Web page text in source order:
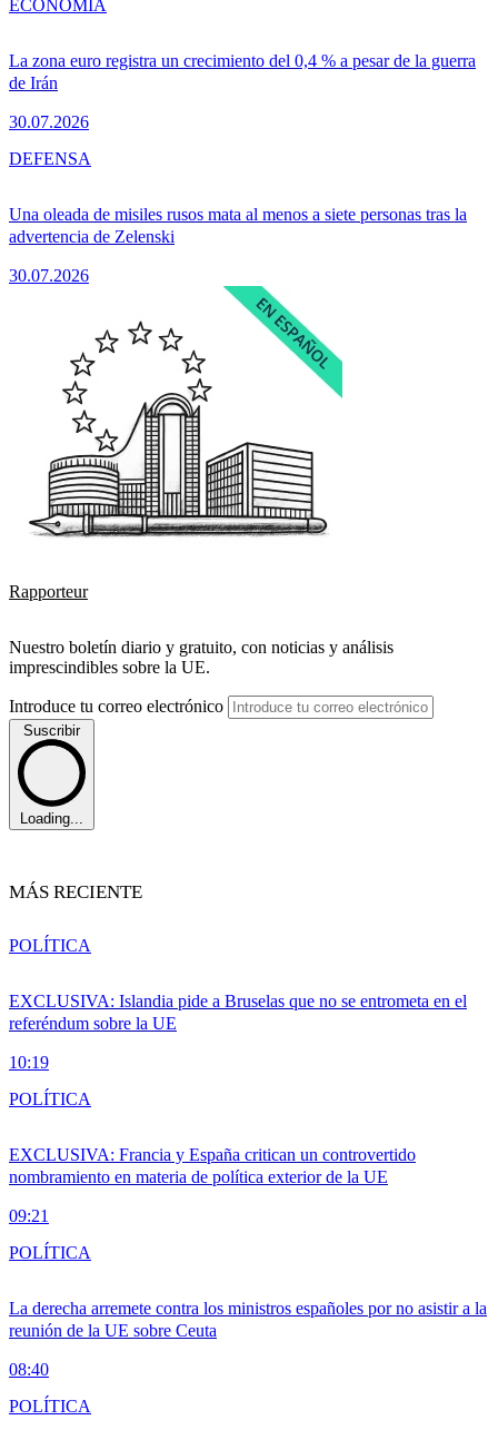
La zona euro registra un crecimiento del 0,4 % a pesar de la guerra
de Irán
30.07.2026
ECONOMÍA
Una oleada de misiles rusos mata al menos a siete personas tras la
advertencia de Zelenski
30.07.2026
DEFENSA
Rapporteur
Nuestro boletín diario y gratuito, con noticias y análisis
imprescindibles sobre la UE.
Introduce tu correo electrónico
Suscribir
Loading...
MÁS RECIENTE
EXCLUSIVA: Islandia pide a Bruselas que no se entrometa en el
referéndum sobre la UE
10:19
POLÍTICA
EXCLUSIVA: Francia y España critican un controvertido
nombramiento en materia de política exterior de la UE
09:21
POLÍTICA
La derecha arremete contra los ministros españoles por no asistir a la
reunión de la UE sobre Ceuta
08:40
POLÍTICA
POLÍTICA